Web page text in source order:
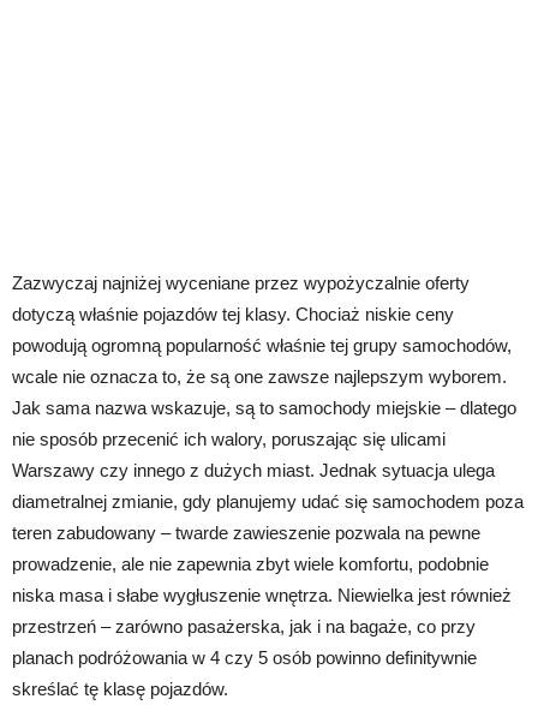
Zazwyczaj najniżej wyceniane przez wypożyczalnie oferty
dotyczą właśnie pojazdów tej klasy. Chociaż niskie ceny
powodują ogromną popularność właśnie tej grupy samochodów,
wcale nie oznacza to, że są one zawsze najlepszym wyborem.
Jak sama nazwa wskazuje, są to samochody miejskie – dlatego
nie sposób przecenić ich walory, poruszając się ulicami
Warszawy czy innego z dużych miast. Jednak sytuacja ulega
diametralnej zmianie, gdy planujemy udać się samochodem poza
teren zabudowany – twarde zawieszenie pozwala na pewne
prowadzenie, ale nie zapewnia zbyt wiele komfortu, podobnie
niska masa i słabe wygłuszenie wnętrza. Niewielka jest również
przestrzeń – zarówno pasażerska, jak i na bagaże, co przy
planach podróżowania w 4 czy 5 osób powinno definitywnie
skreślać tę klasę pojazdów.